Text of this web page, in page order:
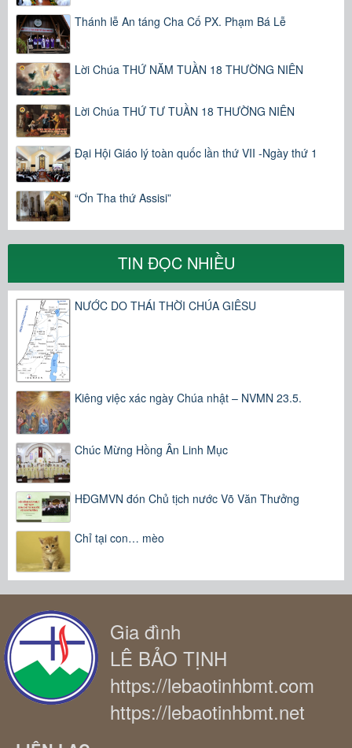
Thánh lễ An táng Cha Cố PX. Phạm Bá Lễ
Lời Chúa THỨ NĂM TUẦN 18 THƯỜNG NIÊN
Lời Chúa THỨ TƯ TUẦN 18 THƯỜNG NIÊN
Đại Hội Giáo lý toàn quốc lần thứ VII -Ngày thứ 1
“Ơn Tha thứ Assisi”
TIN ĐỌC NHIỀU
NƯỚC DO THÁI THỜI CHÚA GIÊSU
Kiêng việc xác ngày Chúa nhật – NVMN 23.5.
Chúc Mừng Hồng Ân Linh Mục
HĐGMVN đón Chủ tịch nước Võ Văn Thưởng
Chỉ tại con… mèo
Gia đình
LÊ BẢO TỊNH
https://lebaotinhbmt.com
https://lebaotinhbmt.net